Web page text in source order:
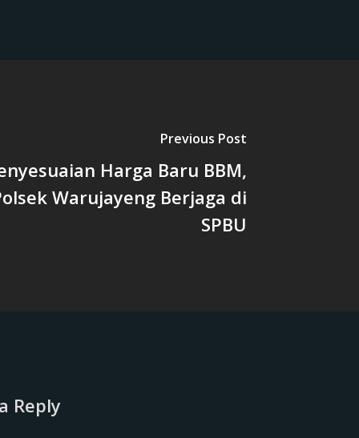
Previous Post
Harga Baru BBM,
Warujayeng Berjaga di
SPBU
Reply